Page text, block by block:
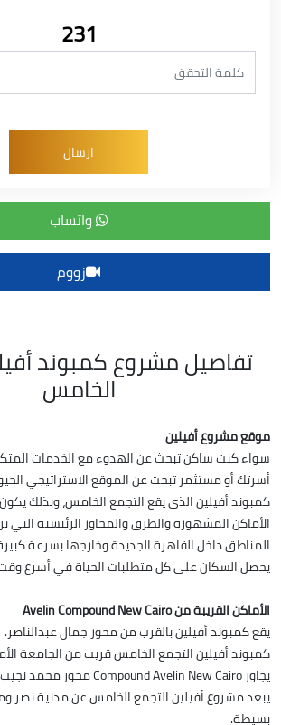
231
واتساب
زووم
تفاصيل مشروع كمبوند
الخامس
موقع مشروع أفيلين
سواء كنت ساكن تبحث عن الهدوء مع الخدمات
أسرتك أو مستثمر تبحث عن الموقع الاستراتيجي
كمبوند أفيلين الذي يقع التجمع الخامس، وبذلك
الأماكن المشهورة والطرق والمحاور الرئيسية التي
المناطق داخل القاهرة الجديدة وخارجها بسرعة
يحصل السكان على كل متطلبات الحياة في أسرع
الأماكن القريبة من Avelin Compound New Cairo
يقع كمبوند أفيلين بالقرب من محور جمال عبدالناصر.
كمبوند أفيلين التجمع الخامس قريب من الجامعة
يجاور Compound Avelin New Cairo محور محمد نجيب.
يبعد مشروع أفيلين التجمع الخامس عن مدنية نصر
بسيطة.